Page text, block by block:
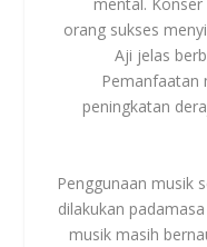
mental.
orang sukses
Aji jelas
Pemanfaatan
peningkatan
Penggunaan musik
dilakukan
musik masih